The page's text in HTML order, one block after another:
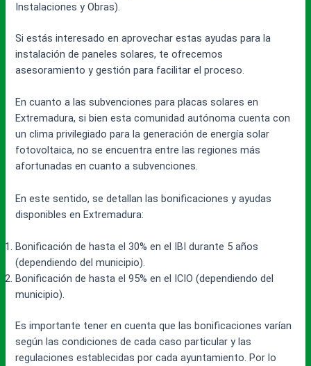
Instalaciones y Obras).
Si estás interesado en aprovechar estas ayudas para la
instalación de paneles solares, te ofrecemos
asesoramiento y gestión para facilitar el proceso.
En cuanto a las subvenciones para placas solares en
Extremadura, si bien esta comunidad autónoma cuenta con
un clima privilegiado para la generación de energía solar
fotovoltaica, no se encuentra entre las regiones más
afortunadas en cuanto a subvenciones.
En este sentido, se detallan las bonificaciones y ayudas
disponibles en Extremadura:
Bonificación de hasta el 30% en el IBI durante 5 años
(dependiendo del municipio).
Bonificación de hasta el 95% en el ICIO (dependiendo del
municipio).
Es importante tener en cuenta que las bonificaciones varían
según las condiciones de cada caso particular y las
regulaciones establecidas por cada ayuntamiento. Por lo